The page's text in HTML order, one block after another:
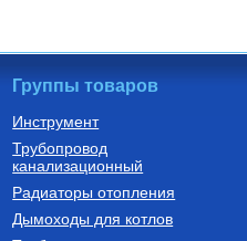
Насосы для скважин
0,5-16 У КАБЕЛЬ 16 м (400 Вт,
60 л/мин, напор 27 м, D 105
мм)
Группы товаров
Инструмент
Трубопровод
канализационный
Радиаторы отопления
Дымоходы для котлов